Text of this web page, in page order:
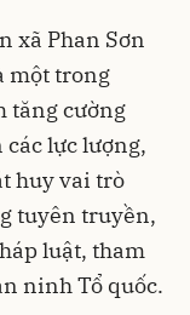
xã Phan Sơn
một trong
tăng cường
lực lượng,
huy vai trò
tuyên truyền,
luật, tham
ninh Tổ quốc.